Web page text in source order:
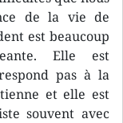
de la vie de
est beaucoup
Elle est
pas à la
et elle est
souvent avec